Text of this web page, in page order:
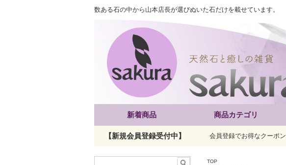
数ある石の中から山本店長が選びぬいた石だけを載せています。
新着商品 商品カテゴリ
【新規会員登録受付中】 会員登録でお得なクーポ
TOP